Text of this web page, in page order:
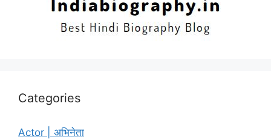
Categories
Actor | अभिनेता